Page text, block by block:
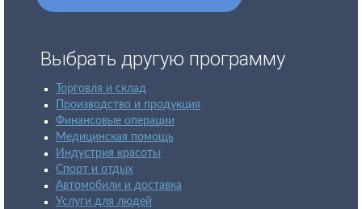
Выбрать другую программу
Торговля и склад
Производство и продукция
Финансовые операции
Медицинская помощь
Индустрия красоты
Спорт и отдых
Автомобили и доставка
Услуги для людей